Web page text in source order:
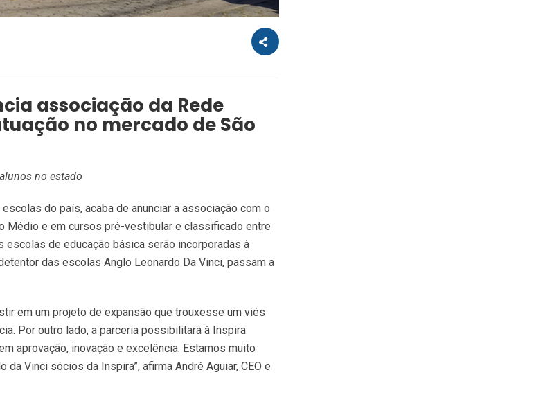
associação da Rede
no mercado de São
no estado
do país, acaba de anunciar a associação com o
Médio e em cursos pré-vestibular e classificado entre
de educação básica serão incorporadas à
das escolas Anglo Leonardo Da Vinci, passam a
em um projeto de expansão que trouxesse um viés
Por outro lado, a parceria possibilitará à Inspira
aprovação, inovação e excelência. Estamos muito
Vinci sócios da Inspira”, afirma André Aguiar, CEO e